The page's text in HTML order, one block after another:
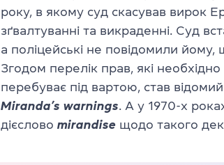
року, в якому суд скасував вирок
зґвалтуванні та викраденні. Суд
а поліцейські не повідомили йому,
Згодом перелік прав, які
перебуває під вартою, став
Miranda’s warnings. А у 1970-х
дієслово mirandise щодо такого